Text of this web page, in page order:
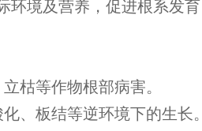
环境及营养，促进根系发
枯等作物根部病害。
、板结等逆环境下的生长。